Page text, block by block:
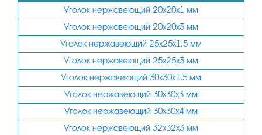
Уголок нержавеющий 20х20х1 мм
Уголок нержавеющий 20х20х3 мм
Уголок нержавеющий 25х25х1,5 мм
Уголок нержавеющий 25х25х3 мм
Уголок нержавеющий 30х30х1,5 мм
Уголок нержавеющий 30х30х3 мм
Уголок нержавеющий 30х30х4 мм
Уголок нержавеющий 32х32х3 мм